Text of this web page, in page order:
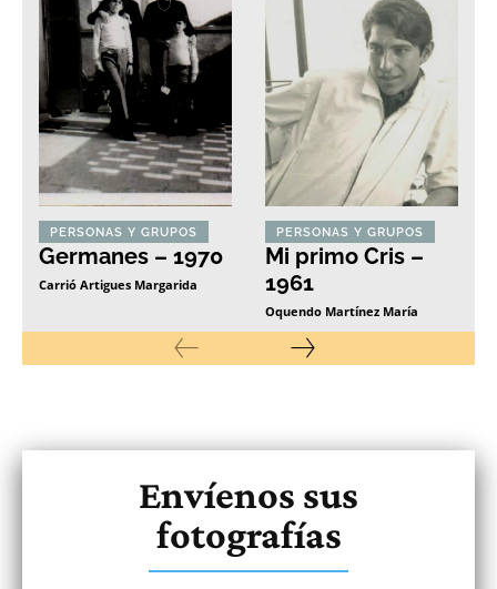
PERSONAS Y GRUPOS
Germanes – 1970
Carrió Artigues Margarida
PERSONAS Y GRUPOS
Mi primo Cris –
1961
Oquendo Martínez María
Envíenos sus
fotografías